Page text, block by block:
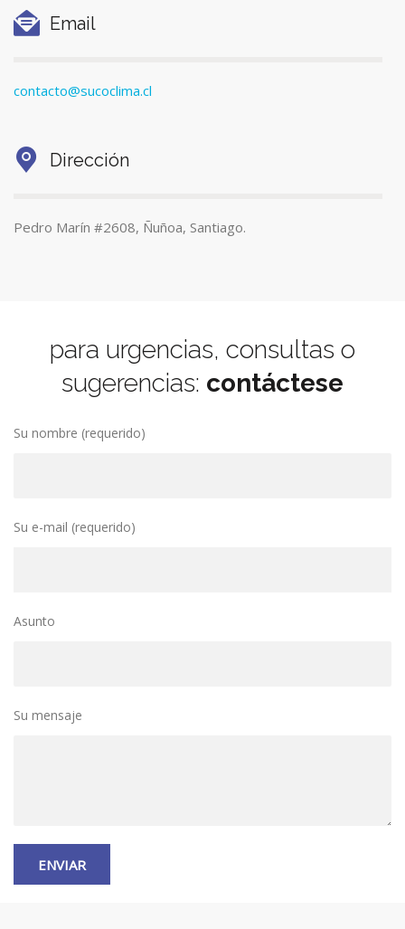
Email
contacto@sucoclima.cl
Dirección
Pedro Marín #2608, Ñuñoa, Santiago.
para urgencias, consultas o
sugerencias: contáctese
Su nombre (requerido)
Su e-mail (requerido)
Asunto
Su mensaje